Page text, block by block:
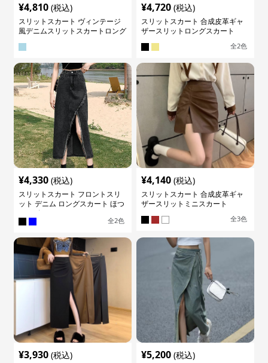
¥4,810 (税込)
スリットスカート ヴィンテージ
風デニムスリットスカートロング
¥4,720 (税込)
スリットスカート 合成皮革ギャ
ザースリットロングスカート
全2色
¥4,330 (税込)
スリットスカート フロントスリ
ット デニム ロングスカート ほつ
れデザイン
全2色
¥4,140 (税込)
スリットスカート 合成皮革ギャ
ザースリットミニスカート
全3色
¥3,930 (税込) ¥5,200 (税込)